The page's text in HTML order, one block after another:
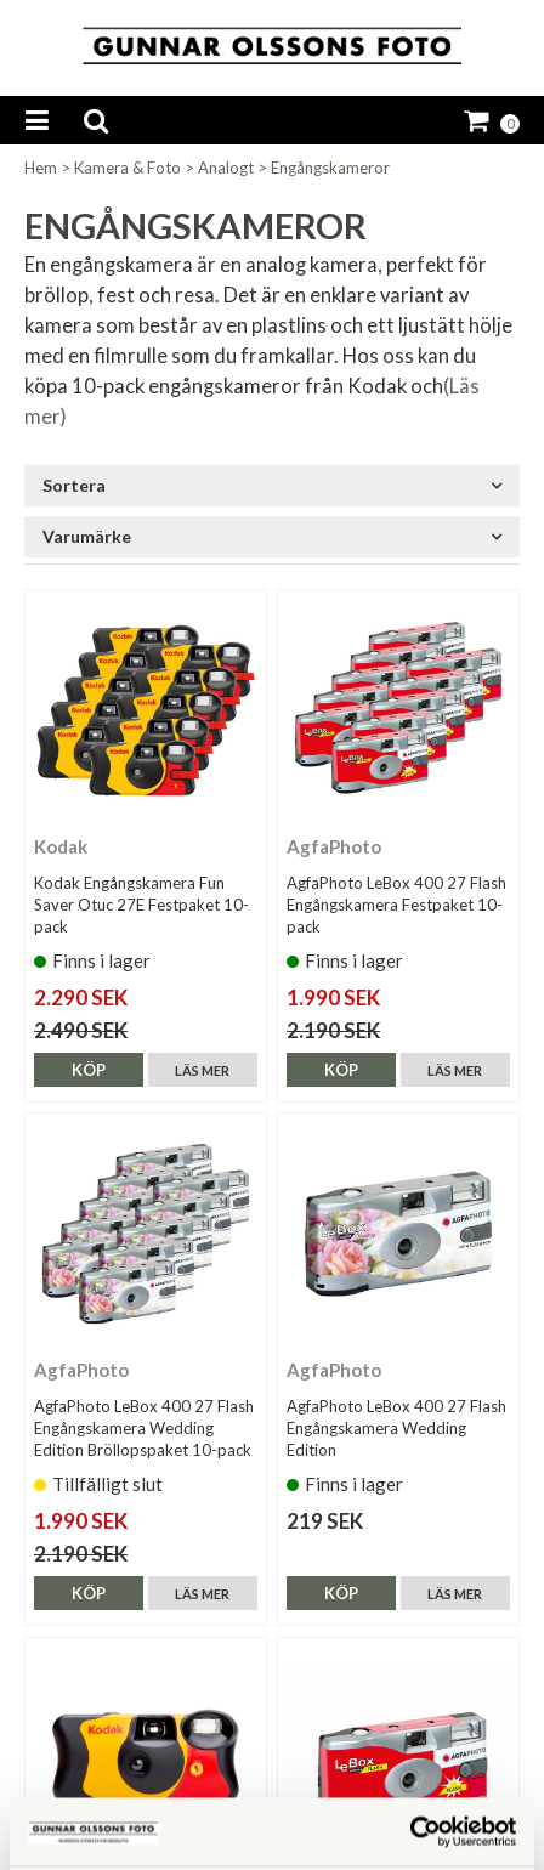
0
Hem > Kamera & Foto > Analogt > Engångskameror
ENGÅNGSKAMEROR
En engångskamera är en analog kamera, perfekt för
bröllop, fest och resa. Det är en enklare variant av
kamera som består av en plastlins och ett ljustätt hölje
med en filmrulle som du framkallar. Hos oss kan du
köpa 10-pack engångskameror från Kodak och(Läs
mer)
Sortera
Varumärke
Kodak
Kodak Engångskamera Fun
Saver Otuc 27E Festpaket 10-
pack
Finns i lager
2.290 SEK
2.490 SEK
LÄS MER
KÖP
AgfaPhoto
AgfaPhoto LeBox 400 27 Flash
Engångskamera Festpaket 10-
pack
Finns i lager
1.990 SEK
2.190 SEK
LÄS MER
KÖP
AgfaPhoto
AgfaPhoto LeBox 400 27 Flash
Engångskamera Wedding
Edition Bröllopspaket 10-pack
Tillfälligt slut
1.990 SEK
2.190 SEK
LÄS MER
KÖP
AgfaPhoto
AgfaPhoto LeBox 400 27 Flash
Engångskamera Wedding
Edition
Finns i lager
219 SEK
LÄS MER
KÖP